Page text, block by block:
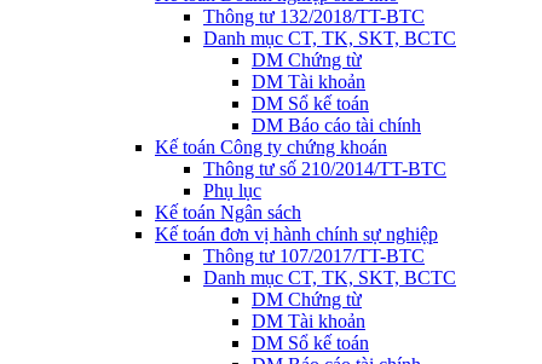
Thông tư 132/2018/TT-BTC
Danh mục CT, TK, SKT, BCTC
DM Chứng từ
DM Tài khoản
DM Sổ kế toán
DM Báo cáo tài chính
Kế toán Công ty chứng khoán
Thông tư số 210/2014/TT-BTC
Phụ lục
Kế toán Ngân sách
Kế toán đơn vị hành chính sự nghiệp
Thông tư 107/2017/TT-BTC
Danh mục CT, TK, SKT, BCTC
DM Chứng từ
DM Tài khoản
DM Sổ kế toán